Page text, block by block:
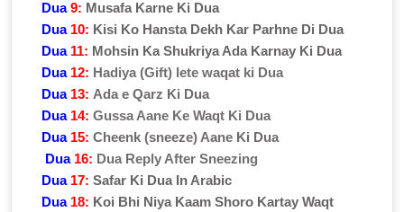
Dua 9: Musafa Karne Ki Dua
Dua 10: Kisi Ko Hansta Dekh Kar Parhne Di Dua
Dua 11: Mohsin Ka Shukriya Ada Karnay Ki Dua
Dua 12: Hadiya (Gift) lete waqat ki Dua
Dua 13: Ada e Qarz Ki Dua
Dua 14: Gussa Aane Ke Waqt Ki Dua
Dua 15: Cheenk (sneeze) Aane Ki Dua
Dua 16: Dua Reply After Sneezing
Dua 17: Safar Ki Dua In Arabic
Dua 18: Koi Bhi Niya Kaam Shoro Kartay Waqt